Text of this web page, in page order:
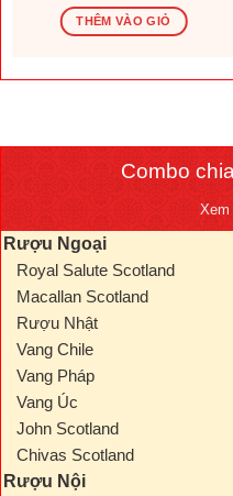
là:
1.569.600 ₫.
THÊM VÀO GIỎ
Combo
Rượu Ngoại
Royal Salute Scotland
Macallan Scotland
Rượu Nhật
Vang Chile
Vang Pháp
Vang Úc
John Scotland
Chivas Scotland
Rượu Nội